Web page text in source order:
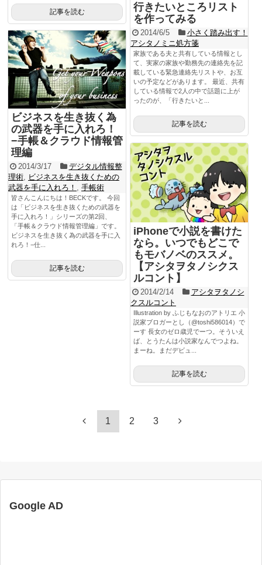
記事を読む
行きたいところリスト
を作ってみる
2014/6/5
小さく踏み出す！
アシタノミニ処方箋
家族である夫と共有している情報とし
て、実家の家族や勤務先の連絡先を記
載している緊急連絡先リストや、お互
いの予定などがあります。 最近、共有
している情報で2人の中で話題に上が
ったのが、「行きたいと...
記事を読む
ビジネスを生き抜く為
の武器を手に入れろ！
−手帳＆クラウド情報管
理編
2014/3/17
デジタル情報整
理術, ビジネスを生き抜くための
武器を手に入れろ！ , 手帳術
皆さんこんにちは！BECKです。 今回
は「ビジネスを生き抜くための武器を
手に入れろ！」シリーズの第2回、
「手帳＆クラウド情報管理編」です。
ビジネスを生き抜く為の武器を手に入
れろ！−仕...
記事を読む
iPhoneで小説を書けた
なら。いつでもどこで
もモバノベのススメ。
【アシタヲタノシクス
ルコント】
2014/2/14
アシタヲタノシ
クスルコント
Illustration by ふじもなおのアトリエ 小
説家ブロガーとし（@toshi586014）で
ーす 長女のゼロ歳児でーつ。そういえ
ば、とうたんは小説家なんでつよね。
まーね。まだデビュ...
記事を読む
1 2 3
Google AD